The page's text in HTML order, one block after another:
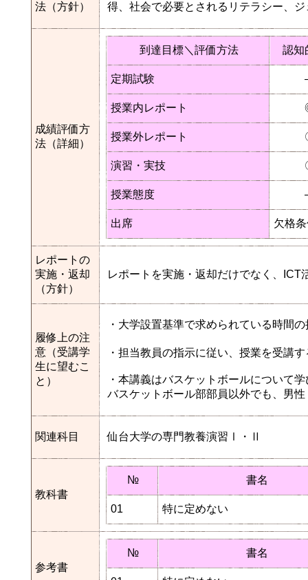
法（方針）
得、社会で必要とされるリテラシー、
成績評価方
法（詳細）
到達目標＼評価方法 認知
定期試験
授業内レポート
授業外レポート
演習・実技
授業態度
出席 欠格
レポートの
実施・返却
（方針）
レポートを実施・返却だけでなく、
履修上の注
意（受講学
生に望むこ
と）
・大学設置基準で求められている時間
・担当教員の指示に従い、授業を受講
・本講義はバスケットボールについて
バスケットボール部部員以外でも、男
関連科目 仙台大学の専門教養演習Ⅰ・Ⅱ
教科書
№ 書名
01 特に定めない
参考書
№ 書名